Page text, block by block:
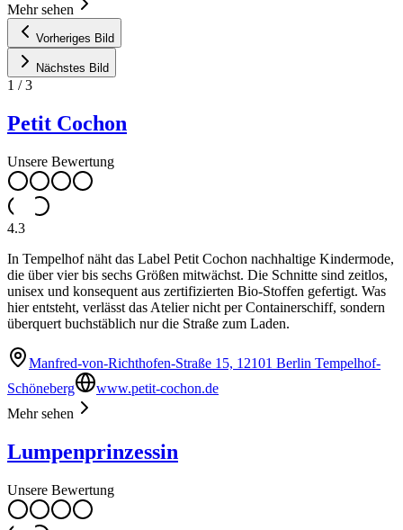
Mehr sehen
Vorheriges Bild
Nächstes Bild
1 /3
Petit Cochon
Unsere Bewertung
4.3
In Tempelhof näht das Label Petit Cochon nachhaltige Kindermode,
die über vier bis sechs Größen mitwächst. Die Schnitte sind zeitlos,
unisex und konsequent aus zertifizierten Bio-Stoffen gefertigt. Was
hier entsteht, verlässt das Atelier nicht per Containerschiff, sondern
überquert buchstäblich nur die Straße zum Laden.
Manfred-von-Richthofen-Straße 15, 12101 Berlin Tempelhof-
Schöneberg
www.petit-cochon.de
Mehr sehen
Lumpenprinzessin
Unsere Bewertung